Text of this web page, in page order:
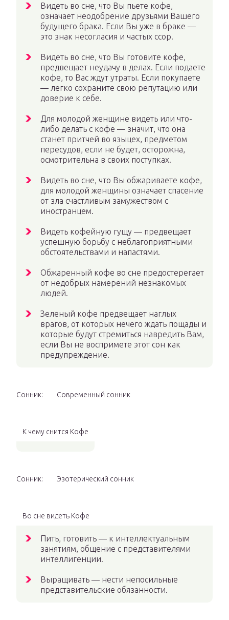
Видеть во сне, что Вы пьете кофе,
означает неодобрение друзьями Вашего
будущего брака. Если Вы уже в браке —
это знак несогласия и частых ссор.
Видеть во сне, что Вы готовите кофе,
предвещает неудачу в делах. Если подаете
кофе, то Вас ждут утраты. Если покупаете
— легко сохраните свою репутацию или
доверие к себе.
Для молодой женщине видеть или что-
либо делать с кофе — значит, что она
станет притчей во языцех, предметом
пересудов, если не будет, осторожна,
осмотрительна в своих поступках.
Видеть во сне, что Вы обжариваете кофе,
для молодой женщины означает спасение
от зла счастливым замужеством с
иностранцем.
Видеть кофейную гущу — предвещает
успешную борьбу с неблагоприятными
обстоятельствами и напастями.
Обжаренный кофе во сне предостерегает
от недобрых намерений незнакомых
людей.
Зеленый кофе предвещает наглых
врагов, от которых нечего ждать пощады и
которые будут стремиться навредить Вам,
если Вы не воспримете этот сон как
предупреждение.
Сонник: Современный сонник
К чему снится Кофе
Сонник: Эзотерический сонник
Во сне видеть Кофе
Пить, готовить — к интеллектуальным
занятиям, общение с представителями
интеллигенции.
Выращивать — нести непосильные
представительские обязанности.